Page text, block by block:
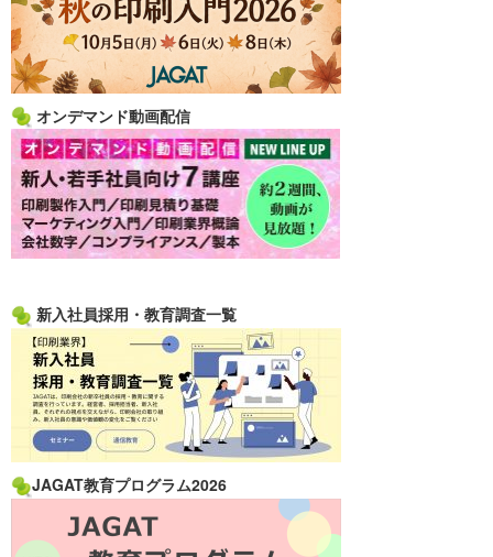
オンデマンド動画配信
新入社員採用・教育調査一覧
JAGAT教育プログラム2026